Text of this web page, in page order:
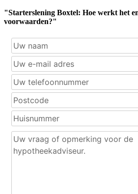
"Starterslening Boxtel: Hoe werkt het
voorwaarden?"